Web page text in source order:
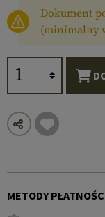
Dokument
(minimalny
METODY